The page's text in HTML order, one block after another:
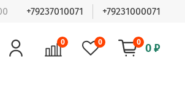
+79237010071 +79231000071
0 0 0 0 ₽